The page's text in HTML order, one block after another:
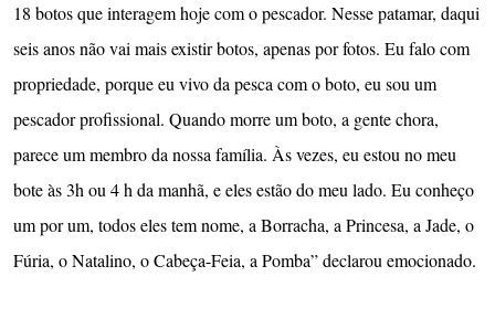
18 botos que interagem hoje com o pescador. Nesse patamar, daqui
seis anos não vai mais existir botos, apenas por fotos. Eu falo com
propriedade, porque eu vivo da pesca com o boto, eu sou um
pescador profissional. Quando morre um boto, a gente chora,
parece um membro da nossa família. Às vezes, eu estou no meu
bote às 3h ou 4 h da manhã, e eles estão do meu lado. Eu conheço
um por um, todos eles tem nome, a Borracha, a Princesa, a Jade, o
Fúria, o Natalino, o Cabeça-Feia, a Pomba” declarou emocionado.